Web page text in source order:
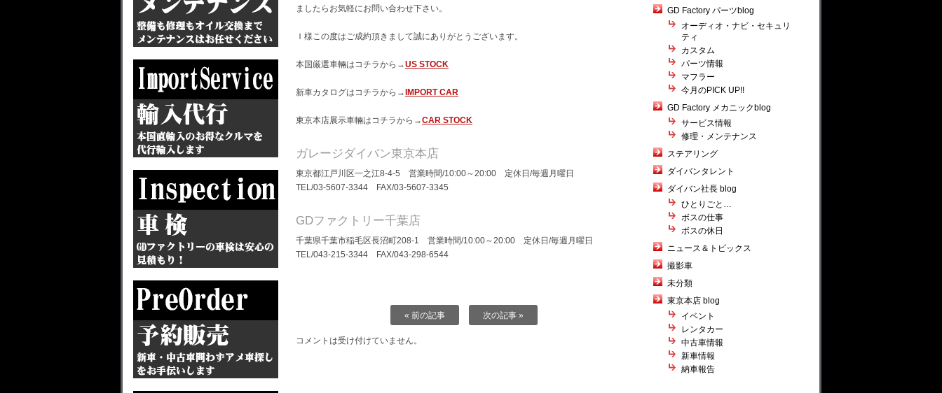
ましたらお気軽にお問い合わせ下さい。
Ｉ様この度はご成約頂きまして誠にありがとうございます。
本国厳選車輛はコチラから→US STOCK
新車カタログはコチラから→ IMPORT CAR
東京本店展示車輛はコチラから→CAR STOCK
ガレージダイバン東京本店
東京都江戸川区一之江8-4-5 営業時間/10:00～20:00 定休日/毎週月曜日
TEL/03-5607-3344 FAX/03-5607-3345
GDファクトリー千葉店
千葉県千葉市稲毛区長沼町208-1 営業時間/10:00～20:00 定休日/毎週月曜日
TEL/043-215-3344 FAX/043-298-6544
« 前の記事 次の記事 »
コメントは受け付けていません。
GD Factory パーツblog
オーディオ・ナビ・セキュリ
ティ
カスタム
パーツ情報
マフラー
今月のPICK UP!!
GD Factory メカニックblog
サービス情報
修理・メンテナンス
ステアリング
ダイバンタレント
ダイバン社長 blog
ひとりごと…
ボスの仕事
ボスの休日
ニュース＆トピックス
撮影車
未分類
東京本店 blog
イベント
レンタカー
中古車情報
新車情報
納車報告